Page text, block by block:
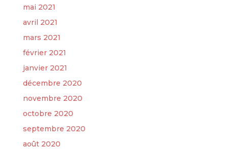
mai 2021
avril 2021
mars 2021
février 2021
janvier 2021
décembre 2020
novembre 2020
octobre 2020
septembre 2020
août 2020